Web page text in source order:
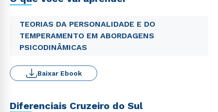
TEORIAS DA PERSONALIDADE E DO
TEMPERAMENTO EM ABORDAGENS
PSICODINÂMICAS
Baixar Ebook
Diferenciais Cruzeiro do Sul